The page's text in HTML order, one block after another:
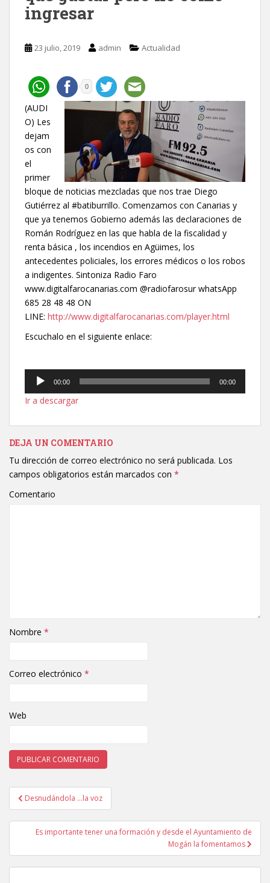
ingresar
23 julio, 2019 admin Actualidad
0
(AUDI
O) Les
dejam
os con
el
primer
bloque de noticias mezcladas que nos trae Diego
Gutiérrez al #batiburrillo. Comenzamos con Canarias y
que ya tenemos Gobierno además las declaraciones de
Román Rodríguez en las que habla de la fiscalidad y
renta básica , los incendios en Agüimes, los
antecedentes policiales, los errores médicos o los robos
a indigentes. Sintoniza Radio Faro
www.digitalfarocanarias.com @radiofarosur whatsApp
685 28 48 48 ON
LINE: http://www.digitalfarocanarias.com/player.html
Escuchalo en el siguiente enlace:
Reproductor
audio
00:00 00:00
Ir a descargar
DEJA UN COMENTARIO
Tu dirección de correo electrónico no será publicada. Los
campos obligatorios están marcados con *
Comentario
Nombre *
Correo electrónico *
Web
Navegación de entradas
Desnudándola …la voz
Es importante tener una formación y desde el Ayuntamiento de
Mogán la fomentamos